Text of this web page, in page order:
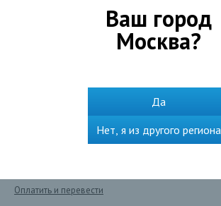
Оплатить и перевести
Ваш город
Москва?
Да
Нет, я из другого региона